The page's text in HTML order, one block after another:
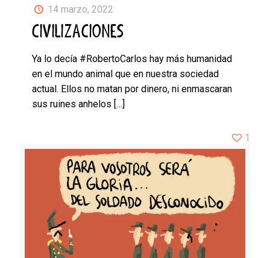
14 marzo, 2022
CIVILIZACIONES
Ya lo decía #RobertoCarlos hay más humanidad
en el mundo animal que en nuestra sociedad
actual. Ellos no matan por dinero, ni enmascaran
sus ruines anhelos […]
1